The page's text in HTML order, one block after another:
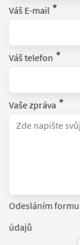
Váš E-mail *
Váš telefon *
Vaše zpráva *
Odesláním
údajů